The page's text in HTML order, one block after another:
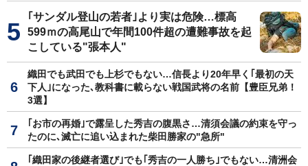
｢サンダル登山の若者｣より実は危険…標高
599ｍの高尾山で年間100件超の遭難事故を起
こしている"張本人"
織田でも武田でも上杉でもない…信長より20年早く｢最初の天
下人｣になった､教科書に載らない戦国武将の名前【豊臣兄弟！
3選】
｢お市の再婚｣で露呈した秀吉の腹黒さ…清須会議の約束を守っ
たのに､滅亡に追い込まれた柴田勝家の"急所"
｢織田家の後継者選び｣でも｢秀吉の一人勝ち｣でもない…清洲会